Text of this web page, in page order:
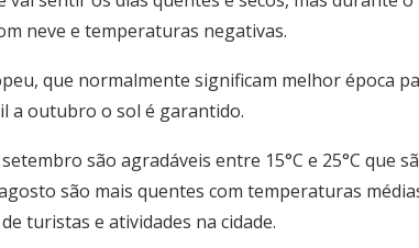
neve e temperaturas negativas.
que normalmente significam melhor época
a outubro o sol é garantido.
são agradáveis entre 15°C e 25°C que
são mais quentes com temperaturas
turistas e atividades na cidade.